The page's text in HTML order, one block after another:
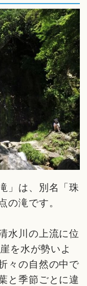
」は、別名「珠
の滝です。
水川の上流に位
を水が勢いよ
々の自然の中で
と季節ごとに違